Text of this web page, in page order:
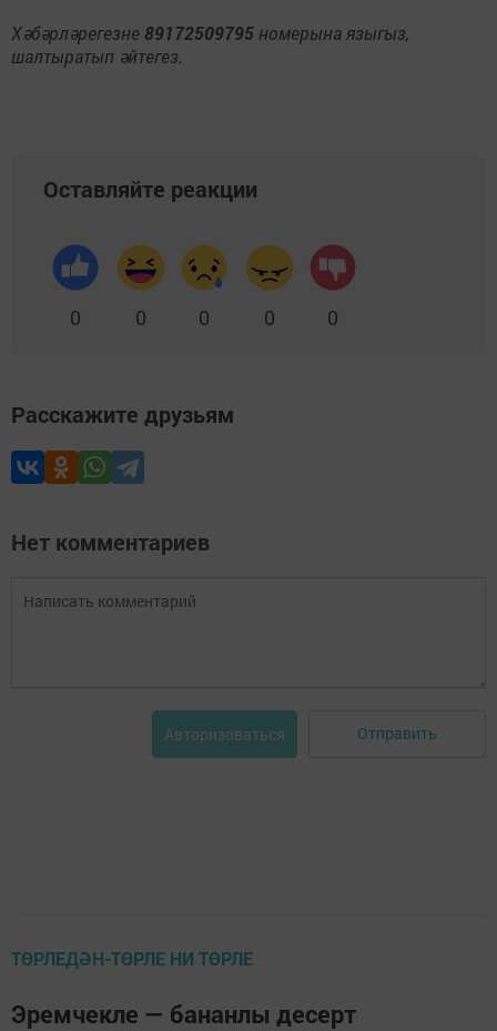
Хәбәрләрегезне 89172509795 номерына языгыз,
шалтыратып әйтегез.
Оставляйте реакции
0 0 0 0 0
Расскажите друзьям
Нет комментариев
Авторизоваться Отправить
ТӨРЛЕДӘН-ТӨРЛЕ НИ ТӨРЛЕ
Эремчекле — бананлы десерт